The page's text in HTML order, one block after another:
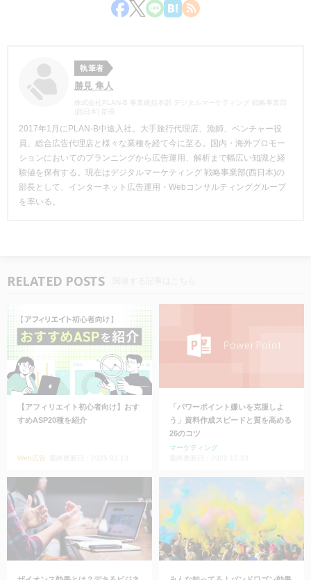
執筆者
勝見 隼人
株式会社PLAN-B 事業統括本部 デジタルマーケティング 戦略事業部
(西日本) 部長
2017年1月にPLAN-B中途入社。大手旅行代理店、漁師、ベンチャー役
員、総合広告代理店と様々な業種を経て今に至る。国内・海外プロモー
ションにおいてのプランニングから広告運用、解析まで幅広い知識と経
験値を保有する。現在はデジタルマーケティング 戦略事業部(西日本)の
部長として、インターネット広告運用・Webコンサルティンググループ
を率いる。
RELATED POSTS
【アフィリエイト初心者向け】おす
すめASP20種を紹介
Web広告
「パワーポイント嫌いを克服しよ
う」資料作成スピードと質を高める
26のコツ
マーケティング